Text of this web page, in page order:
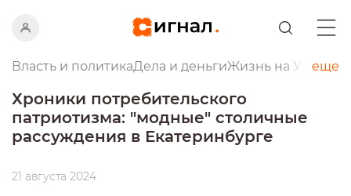
Власть и политикаДела и деньгиЖизнь на Урале
еще
Хроники потребительского
патриотизма: "модные" столичные
рассуждения в Екатеринбурге
21 августа 2024